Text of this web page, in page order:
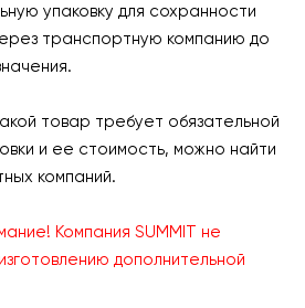
упаковку для сохранности
транспортную компанию до
товар требует обязательной
и ее стоимость, можно найти
компаний.
Компания SUMMIT не
дополнительной